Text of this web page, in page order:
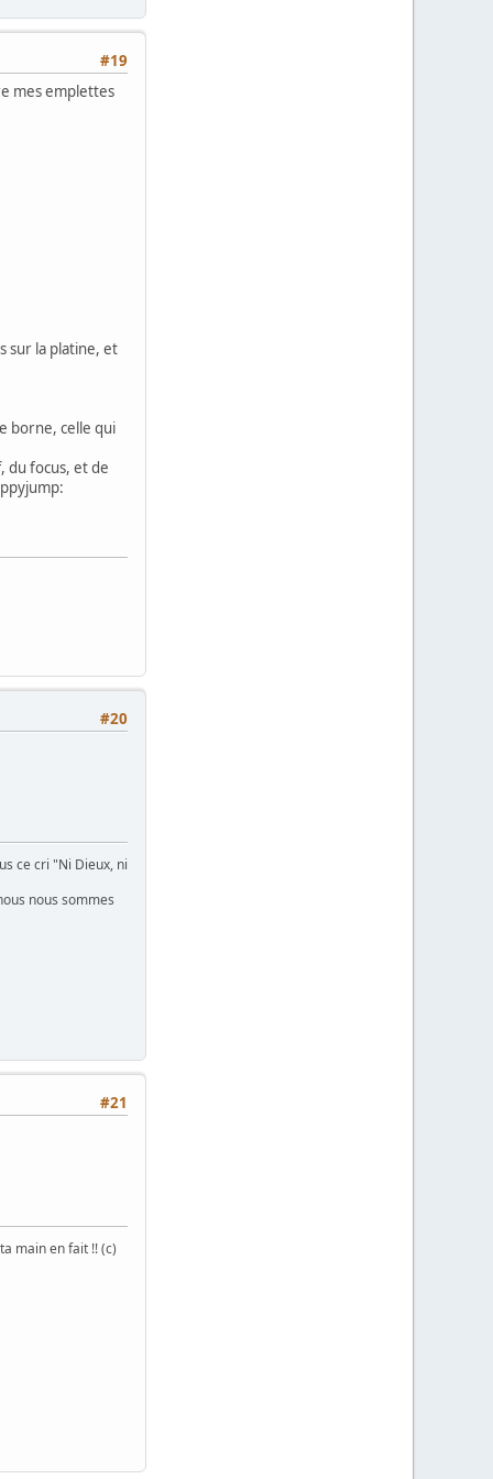
#19
mes emplettes
sur la platine, et
borne, celle qui
du focus, et de
#20
ce cri "Ni Dieux, ni
nous sommes
#21
main en fait !! (c)